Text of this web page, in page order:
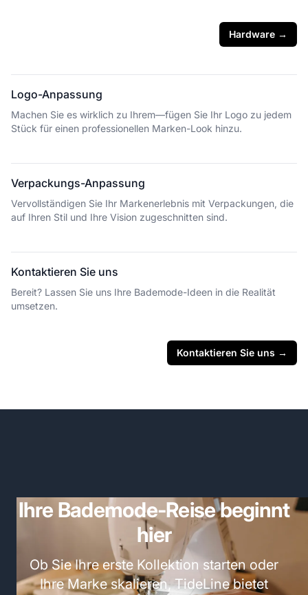
Hardware →
Logo-Anpassung
Machen Sie es wirklich zu Ihrem—fügen Sie Ihr Logo zu jedem
Stück für einen professionellen Marken-Look hinzu.
Verpackungs-Anpassung
Vervollständigen Sie Ihr Markenerlebnis mit Verpackungen, die
auf Ihren Stil und Ihre Vision zugeschnitten sind.
Kontaktieren Sie uns
Bereit? Lassen Sie uns Ihre Bademode-Ideen in die Realität
umsetzen.
Kontaktieren Sie uns →
Ihre Bademode-Reise beginnt
hier
Ob Sie Ihre erste Kollektion starten oder
Ihre Marke skalieren, TideLine bietet